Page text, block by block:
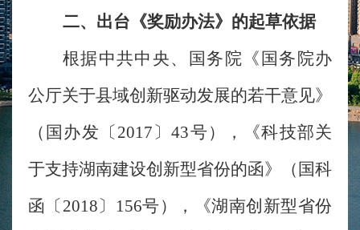
二、出台《奖励办法》的起草依据
根据中共中央、国务院《国务院办
公厅关于县域创新驱动发展的若干意见》
（国办发〔2017〕43号），《科技部关
于支持湖南建设创新型省份的函》（国科
函〔2018〕156号），《湖南创新型省份